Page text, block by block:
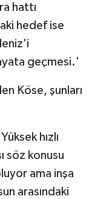
hattı
hedef ise
geçmesi.'
Köse, şunları
hızlı
söz konusu
ama inşa
arasındaki